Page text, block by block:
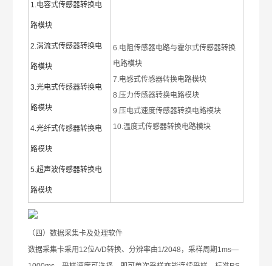
1.电容式传感器转换电
路模块
2.涡流式传感器转换电
路模块
3.光电式传感器转换电
路模块
4.光纤式传感器转换电
路模块
5.超声波传感器转换电
路模块
6.电阻传感器电路与霍尔式传感器转换
电路模块
7.电感式传感器转换电路模块
8.压力传感器转换电路模块
9.压电式速度传感器转换电路模块
10.温度式传感器转换电路模块
（四）数据采集卡及处理软件
数据采集卡采用12位A/D转换、分辨率由1/2048，采样周期1ms—